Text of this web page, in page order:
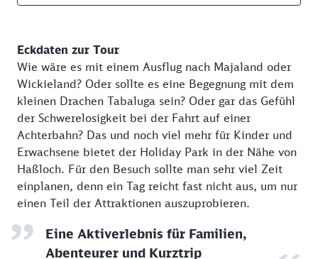
Eckdaten zur Tour
Wie wäre es mit einem Ausflug nach Majaland oder
Wickieland? Oder sollte es eine Begegnung mit dem
kleinen Drachen Tabaluga sein? Oder gar das Gefühl
der Schwerelosigkeit bei der Fahrt auf einer
Achterbahn? Das und noch viel mehr für Kinder und
Erwachsene bietet der Holiday Park in der Nähe von
Haßloch. Für den Besuch sollte man sehr viel Zeit
einplanen, denn ein Tag reicht fast nicht aus, um nur
einen Teil der Attraktionen auszuprobieren.
Eine Aktiverlebnis für Familien,
Abenteurer und Kurztrip